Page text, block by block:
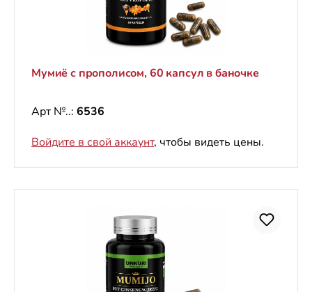
Мумиё с прополисом, 60 капсул в баночке
Арт №..: 6536
Войдите в свой аккаунт, чтобы видеть цены.